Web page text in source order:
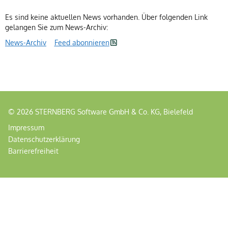
Es sind keine aktuellen News vorhanden. Über folgenden Link
gelangen Sie zum News-Archiv:
News-Archiv
Feed abonnieren
© 2026 STERNBERG Software GmbH & Co. KG, Bielefeld
Impressum
Datenschutzerklärung
Barrierefreiheit